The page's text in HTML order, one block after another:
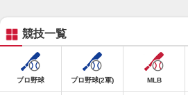
競技一覧
プロ野球 プロ野球(2軍) MLB